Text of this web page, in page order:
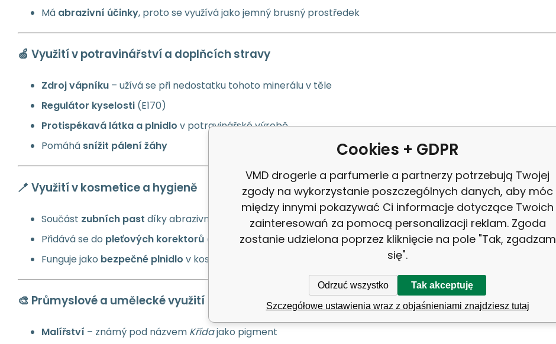
Má abrazivní účinky, proto se využívá jako jemný brusný prostředek
🍏 Využití v potravinářství a doplňcích stravy
Zdroj vápníku – užívá se při nedostatku tohoto minerálu v těle
Regulátor kyselosti (E170)
Protispékavá látka a plnidlo v potravinářské výrobě
Pomáhá snížit pálení žáhy
🪥 Využití v kosmetice a hygieně
Součást zubních past díky abrazivní schopnosti šetrně odstraňovat zubní plak
Přidává se do pleťových korektorů a pudrůjako přírodní minerální složka
Funguje jako bezpečné plnidlo v kosmetických formulacích
🎨 Průmyslové a umělecké využití
Malířství – známý pod názvem Křídajako pigment
Cookies + GDPR
VMD drogerie a parfumerie a partnerzy potrzebują Twojej
zgody na wykorzystanie poszczególnych danych, aby móc
między innymi pokazywać Ci informacje dotyczące Twoich
zainteresowań za pomocą personalizacji reklam. Zgoda
zostanie udzielona poprzez kliknięcie na pole "Tak, zgadzam
się".
Odrzuć wszystko Tak akceptuję
Szczegółowe ustawienia wraz z objaśnieniami znajdziesz tutaj